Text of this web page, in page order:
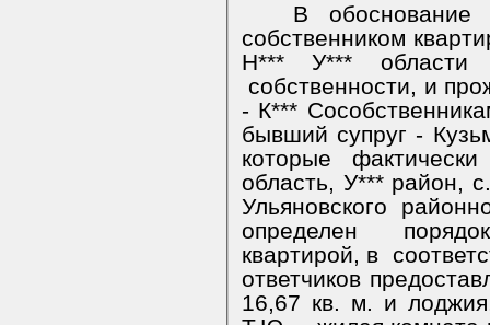
В обоснование
собственником
Н*** У*** области
собственности, и
- К***
бывший супруг -
которые
область, У*** район,
Ульяновского
определен
квартирой, в
ответчиков
16,67 кв. м. и